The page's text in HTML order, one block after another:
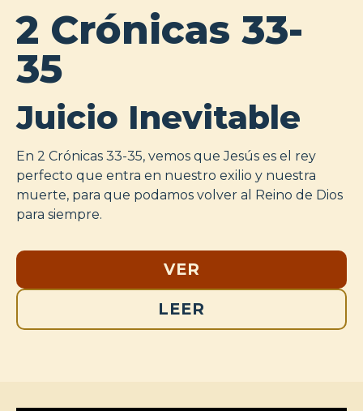
2 Crónicas 33-
35
Juicio Inevitable
En 2 Crónicas 33-35, vemos que Jesús es el rey
perfecto que entra en nuestro exilio y nuestra
muerte, para que podamos volver al Reino de Dios
para siempre.
VER
LEER